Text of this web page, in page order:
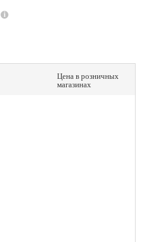
Цена в розничных
магазинах